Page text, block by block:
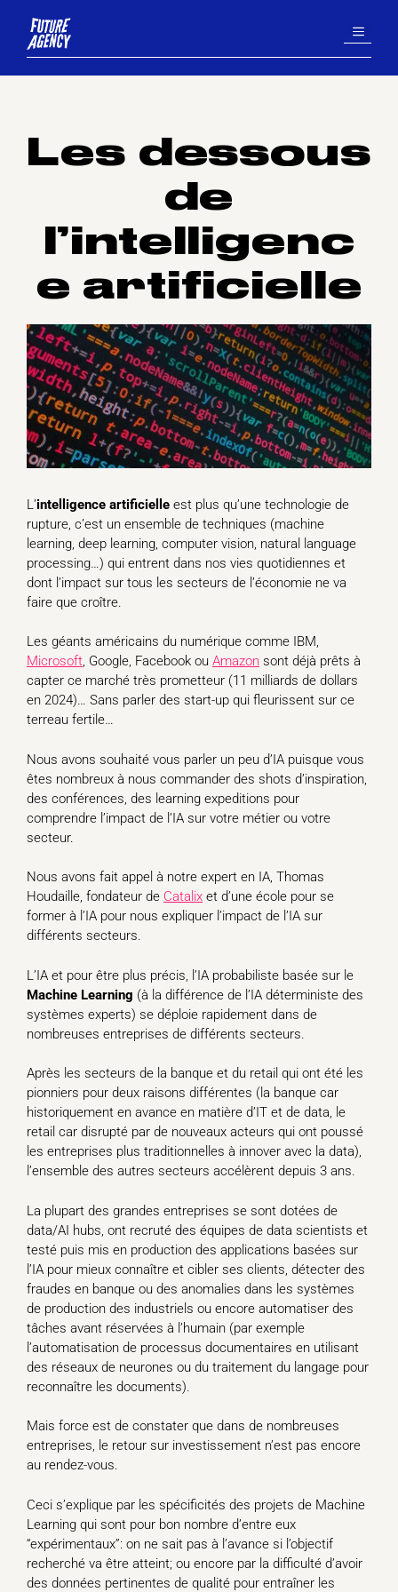
contenu
MENU
Les dessous
de
l’intelligenc
e artificielle
L’intelligence artificielle est plus qu’une technologie de
rupture, c’est un ensemble de techniques (machine
learning, deep learning, computer vision, natural language
processing…) qui entrent dans nos vies quotidiennes et
dont l’impact sur tous les secteurs de l’économie ne va
faire que croître.
Les géants américains du numérique comme IBM,
Microsoft, Google, Facebook ou Amazon sont déjà prêts à
capter ce marché très prometteur (11 milliards de dollars
en 2024)… Sans parler des start-up qui fleurissent sur ce
terreau fertile…
Nous avons souhaité vous parler un peu d’IA puisque vous
êtes nombreux à nous commander des shots d’inspiration,
des conférences, des learning expeditions pour
comprendre l’impact de l’IA sur votre métier ou votre
secteur.
Nous avons fait appel à notre expert en IA, Thomas
Houdaille, fondateur de Catalix et d’une école pour se
former à l’IA pour nous expliquer l’impact de l’IA sur
différents secteurs.
L’IA et pour être plus précis, l’IA probabiliste basée sur le
Machine Learning (à la différence de l’IA déterministe des
systèmes experts) se déploie rapidement dans de
nombreuses entreprises de différents secteurs.
Après les secteurs de la banque et du retail qui ont été les
pionniers pour deux raisons différentes (la banque car
historiquement en avance en matière d’IT et de data, le
retail car disrupté par de nouveaux acteurs qui ont poussé
les entreprises plus traditionnelles à innover avec la data),
l’ensemble des autres secteurs accélèrent depuis 3 ans.
La plupart des grandes entreprises se sont dotées de
data/AI hubs, ont recruté des équipes de data scientists et
testé puis mis en production des applications basées sur
l’IA pour mieux connaître et cibler ses clients, détecter des
fraudes en banque ou des anomalies dans les systèmes
de production des industriels ou encore automatiser des
tâches avant réservées à l’humain (par exemple
l’automatisation de processus documentaires en utilisant
des réseaux de neurones ou du traitement du langage pour
reconnaître les documents).
Mais force est de constater que dans de nombreuses
entreprises, le retour sur investissement n’est pas encore
au rendez-vous.
Ceci s’explique par les spécificités des projets de Machine
Learning qui sont pour bon nombre d’entre eux
“expérimentaux”: on ne sait pas à l’avance si l’objectif
recherché va être atteint; ou encore par la difficulté d’avoir
des données pertinentes de qualité pour entraîner les